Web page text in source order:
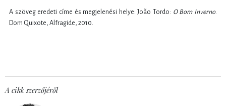
A szöveg eredeti címe és megjelenési helye: João Tordo: O Bom Inverno.
Dom Quixote, Alfragide, 2010.
A cikk szerzőjéről